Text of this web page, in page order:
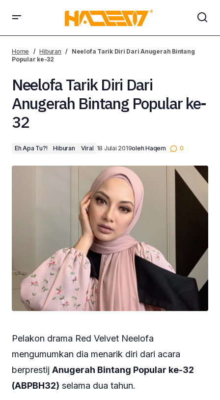
Home Hiburan
Neelofa Tarik Diri Dari Anugerah Bintang
Popular ke-32
Neelofa Tarik Diri Dari
Anugerah Bintang Popular ke-
32
Eh Apa Tu?! Hiburan Viral 18 Julai 2019oleh Haqem 0
Pelakon drama Red Velvet Neelofa
mengumumkan dia menarik diri dari acara
berprestij Anugerah Bintang Popular ke-32
(ABPBH32) selama dua tahun.